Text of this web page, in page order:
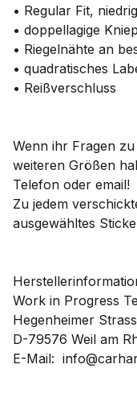
• Regular Fit,
• doppellagige
• Riegelnähte an
• quadratisches
• Reißverschluss
Wenn ihr Fragen
weiteren Größen
Telefon oder email!
Zu jedem
ausgewähltes
Work in Progress
Hegenheimer
D-79576 Weil am
E-Mail: